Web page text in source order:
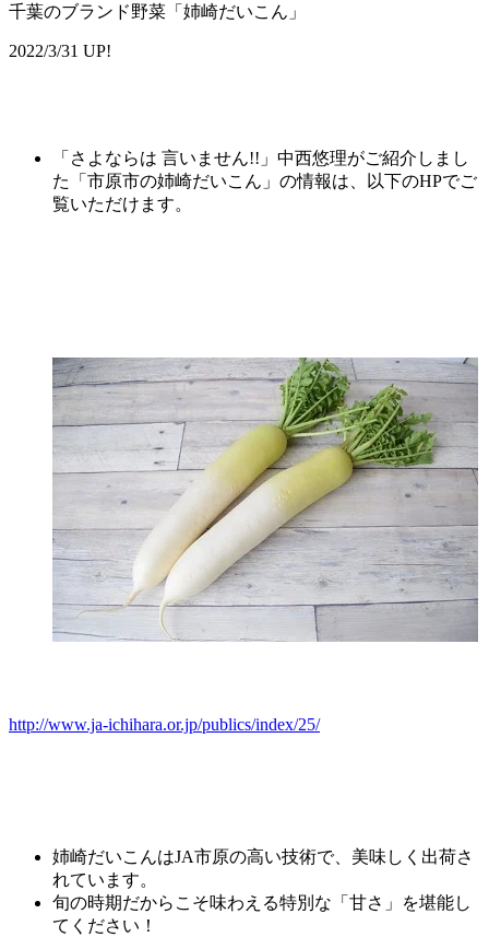
千葉のブランド野菜「姉崎だいこん」
2022/3/31 UP!
「さよならは 言いません!!」中西悠理がご紹介しまし
た「市原市の姉崎だいこん」の情報は、以下のHPでご
覧いただけます。
http://www.ja-ichihara.or.jp/publics/index/25/
姉崎だいこんはJA市原の高い技術で、美味しく出荷さ
れています。
旬の時期だからこそ味わえる特別な「甘さ」を堪能し
てください！